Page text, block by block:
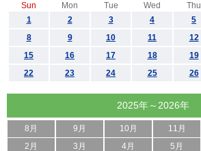
Sun Mon Tue Wed Thu
1
2 3 4 5
8
9 10 11 12
15
16 17 18 19
22
23 24 25 26
2025年～2026年
8月 9月 10月 11月
2月
3月 4月 5月